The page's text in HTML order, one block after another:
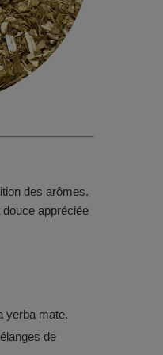
des arômes.
appréciée
yerba mate.
de